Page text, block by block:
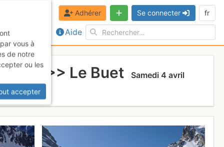
Aide
Adhérer Se connecter fr
>> Le Buet Samedi 4 avril
vous à
de notre
ou les
accepter